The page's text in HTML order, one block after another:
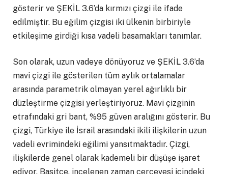
gösterir ve ŞEKİL 3.6’da kırmızı çizgi ile ifade
edilmiştir. Bu eğilim çizgisi iki ülkenin birbiriyle
etkileşime girdiği kısa vadeli basamakları tanımlar.
Son olarak, uzun vadeye dönüyoruz ve ŞEKİL 3.6’da
mavi çizgi ile gösterilen tüm aylık ortalamalar
arasında parametrik olmayan yerel ağırlıklı bir
düzleştirme çizgisi yerleştiriyoruz. Mavi çizginin
etrafındaki gri bant, %95 güven aralığını gösterir. Bu
çizgi, Türkiye ile İsrail arasındaki ikili ilişkilerin uzun
vadeli evrimindeki eğilimi yansıtmaktadır. Çizgi,
ilişkilerde genel olarak kademeli bir düşüşe işaret
ediyor. Basitçe, incelenen zaman çerçevesi içindeki